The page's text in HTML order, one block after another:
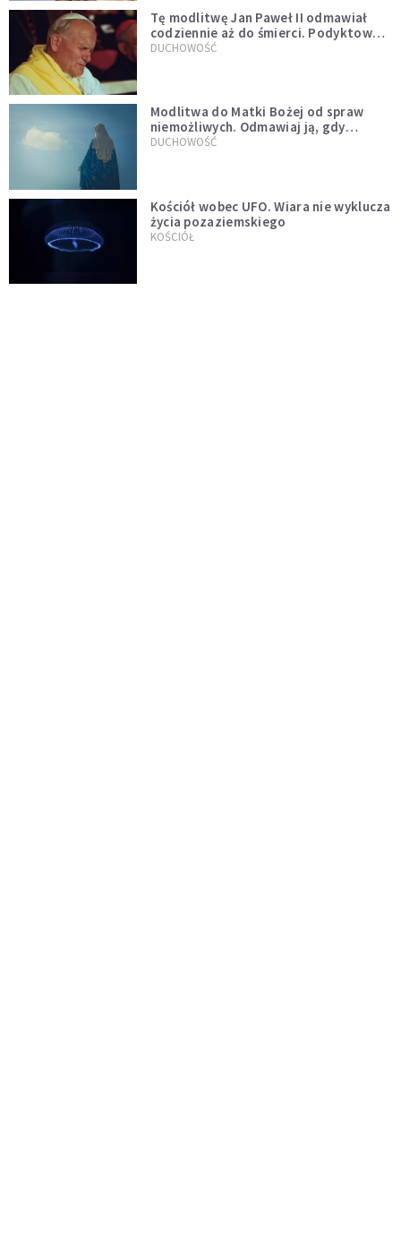
Tę modlitwę Jan Paweł II odmawiał
codziennie aż do śmierci. Podyktował
mu ją ojciec
DUCHOWOŚĆ
Modlitwa do Matki Bożej od spraw
niemożliwych. Odmawiaj ją, gdy
wszystko idzie źle
DUCHOWOŚĆ
Kościół wobec UFO. Wiara nie wyklucza
życia pozaziemskiego
KOŚCIÓŁ